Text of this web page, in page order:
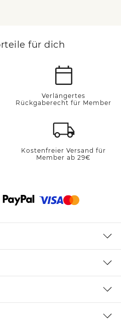
für dich
Verlängertes
Rückgaberecht für Member
Kostenfreier Versand für
Member ab 29€